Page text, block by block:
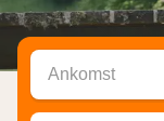
Ankomst